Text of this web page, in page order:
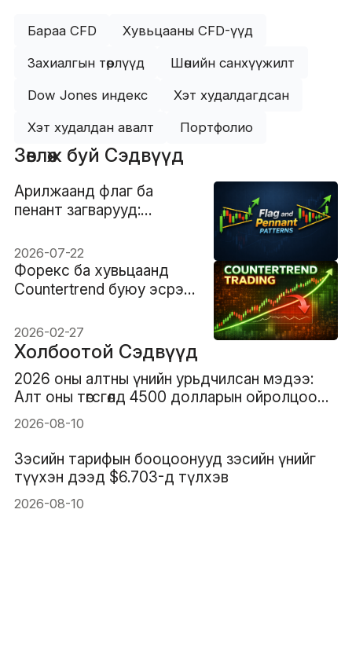
Бараа CFD Хувьцааны CFD-үүд
Захиалгын төрлүүд Шөнийн санхүүжилт
Dow Jones индекс Хэт худалдагдсан
Хэт худалдан авалт Портфолио
Зөвлөж буй Сэдвүүд
Арилжаанд флаг ба
пенант загварууд:
2026-07-22
Форекс ба хувьцаанд
Countertrend буюу эсрэг
юу вэ?
2026-02-27
Холбоотой Сэдвүүд
2026 оны алтны үнийн урьдчилсан мэдээ:
Алт оны төгсгөлд 4500 долларын ойролцоо
эсвэл 6000 доллараас дээш үнээр
үнэлэгдэх үү?
2026-08-10
Зэсийн тарифын бооцоонууд зэсийн үнийг
түүхэн дээд $6.703-д түлхэв
2026-08-10